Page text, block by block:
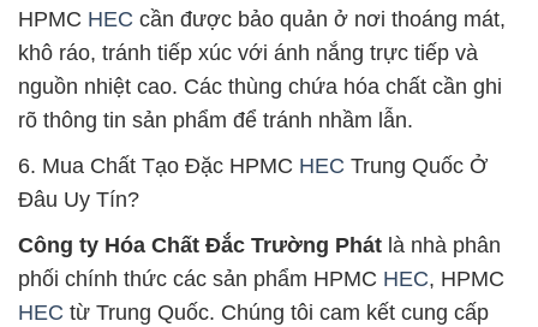
HPMC HEC cần được bảo quản ở nơi thoáng mát,
khô ráo, tránh tiếp xúc với ánh nắng trực tiếp và
nguồn nhiệt cao. Các thùng chứa hóa chất cần ghi
rõ thông tin sản phẩm để tránh nhầm lẫn.
6. Mua Chất Tạo Đặc HPMC HEC Trung Quốc Ở
Đâu Uy Tín?
Công ty Hóa Chất Đắc Trường Phát là nhà phân
phối chính thức các sản phẩm HPMC HEC, HPMC
HEC từ Trung Quốc. Chúng tôi cam kết cung cấp